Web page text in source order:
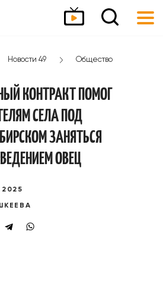
Новости 49 Общество
КОНТРАКТ ПОМОГ
СЕЛА ПОД
ЗАНЯТЬСЯ
ОВЕЦ